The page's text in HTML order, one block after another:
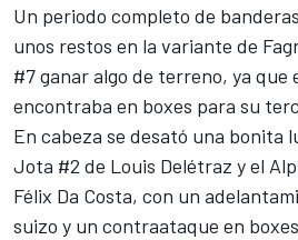
Un periodo completo de
unos restos en la variante de
#7 ganar algo de terreno, ya que
encontraba en boxes para su
En cabeza se desató una bonita
Jota #2 de Louis Delétraz y el
Félix Da Costa, con un
suizo y un contraataque en